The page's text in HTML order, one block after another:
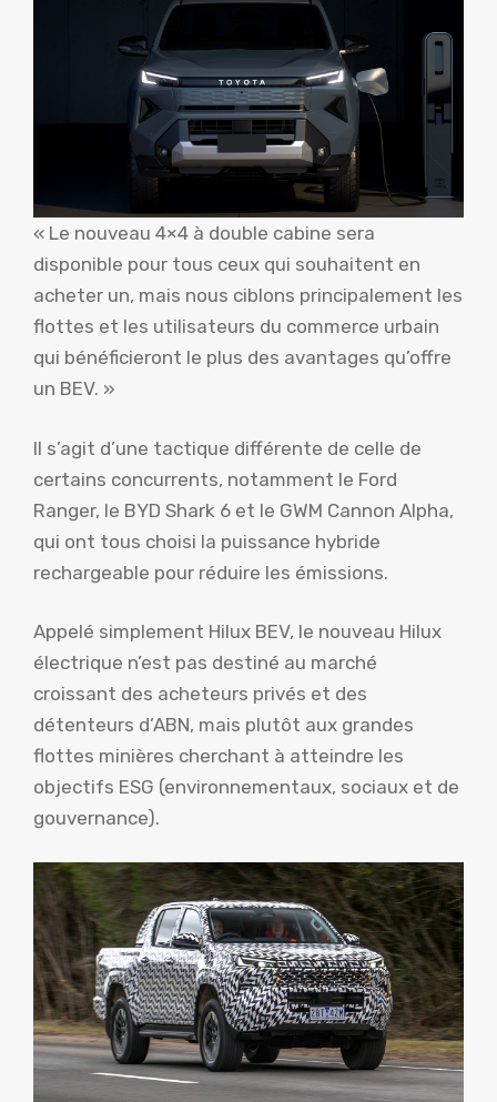
« Le nouveau 4×4 à double cabine sera
disponible pour tous ceux qui souhaitent en
acheter un, mais nous ciblons principalement les
flottes et les utilisateurs du commerce urbain
qui bénéficieront le plus des avantages qu’offre
un BEV. »
Il s’agit d’une tactique différente de celle de
certains concurrents, notamment le Ford
Ranger, le BYD Shark 6 et le GWM Cannon Alpha,
qui ont tous choisi la puissance hybride
rechargeable pour réduire les émissions.
Appelé simplement Hilux BEV, le nouveau Hilux
électrique n’est pas destiné au marché
croissant des acheteurs privés et des
détenteurs d’ABN, mais plutôt aux grandes
flottes minières cherchant à atteindre les
objectifs ESG (environnementaux, sociaux et de
gouvernance).